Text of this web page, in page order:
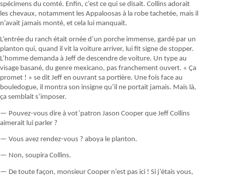
spécimens du comté. Enfin, c’est ce qui se disait. Collins adorait
les chevaux, notamment les Appaloosas à la robe tachetée, mais il
n’avait jamais monté, et cela lui manquait.
L’entrée du ranch était ornée d’un porche immense, gardé par un
planton qui, quand il vit la voiture arriver, lui fit signe de stopper.
L’homme demanda à Jeff de descendre de voiture. Un type au
visage basané, du genre mexicano, pas franchement ouvert. « Ça
promet ! » se dit Jeff en ouvrant sa portière. Une fois face au
bouledogue, il montra son insigne qu’il ne portait jamais. Mais là,
ça semblait s’imposer.
— Pouvez-vous dire à vot’patron Jason Cooper que Jeff Collins
aimerait lui parler ?
— Vous avez rendez-vous ? aboya le planton.
— Non, soupira Collins.
— De toute façon, monsieur Cooper n’est pas ici ! Si j’étais vous,